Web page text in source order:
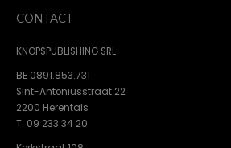
CONTACT
KNOPSPUBLISHING SRL
BE 0891.853.731
Sint-Antoniusstraat 22
2200 Herentals
T. 09 233 34 20